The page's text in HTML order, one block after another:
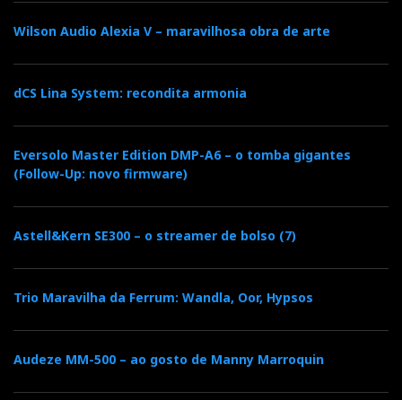
Suponha agora que tem um bom DAC e aceitou a
minha sugestão anterior para comprar o OOR. Não
auscultadores, não procure mais: compre o ERCO.
Pelo menos, deve fazer parte da sua lista restrita.
Wilson Audio Alexia V – maravilhosa obra de arte
dCS Lina System: recondita armonia
Eversolo Master Edition DMP-A6 – o tomba gigantes
(Follow-Up: novo firmware)
Astell&Kern SE300 – o streamer de bolso (7)
Trio Maravilha da Ferrum: Wandla, Oor, Hypsos
Audeze MM-500 – ao gosto de Manny Marroquin